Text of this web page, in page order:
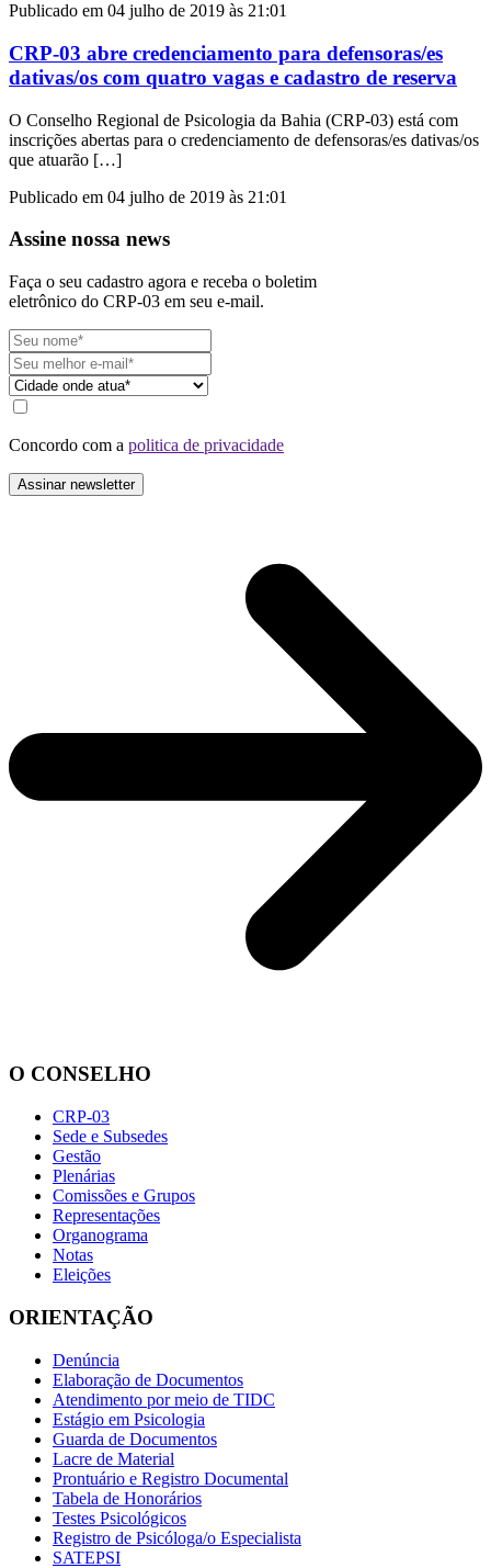
Publicado em 04 julho de 2019 às 21:01
CRP-03 abre credenciamento para defensoras/es
dativas/os com quatro vagas e cadastro de reserva
O Conselho Regional de Psicologia da Bahia (CRP-03) está com
inscrições abertas para o credenciamento de defensoras/es dativas/os
que atuarão […]
Publicado em 04 julho de 2019 às 21:01
Assine nossa news
Faça o seu cadastro agora e receba o boletim
eletrônico do CRP-03 em seu e-mail.
Concordo com a politica de privacidade
O CONSELHO
CRP-03
Sede e Subsedes
Gestão
Plenárias
Comissões e Grupos
Representações
Organograma
Notas
Eleições
ORIENTAÇÃO
Denúncia
Elaboração de Documentos
Atendimento por meio de TIDC
Estágio em Psicologia
Guarda de Documentos
Lacre de Material
Prontuário e Registro Documental
Tabela de Honorários
Testes Psicológicos
Registro de Psicóloga/o Especialista
SATEPSI